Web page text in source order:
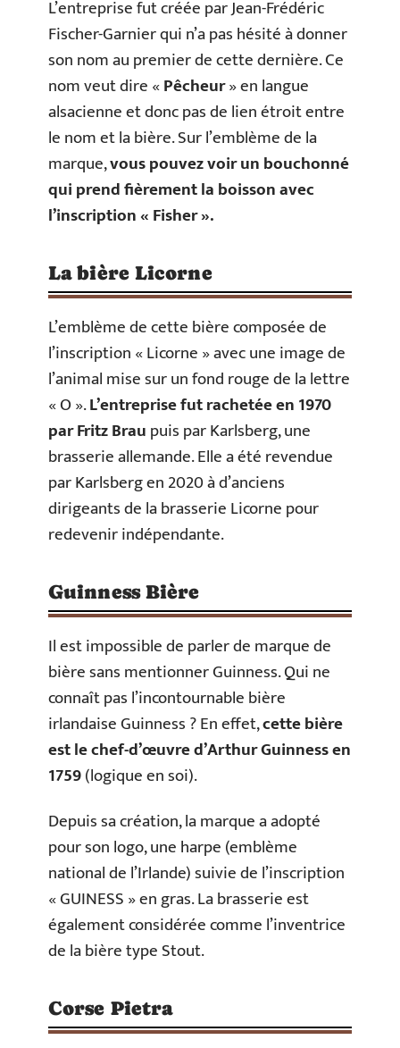
L’entreprise fut créée par Jean-Frédéric
Fischer-Garnier qui n’a pas hésité à donner
son nom au premier de cette dernière. Ce
nom veut dire «Pêcheur» en langue
alsacienne et donc pas de lien étroit entre
le nom et la bière. Sur l’emblème de la
marque,vous pouvez voir un bouchonné
qui prend fièrement la boisson avec
l’inscription « Fisher ».
La bière Licorne
L’emblème de cette bière composée de
l’inscription « Licorne » avec une image de
l’animal mise sur un fond rouge de la lettre
« O ».L’entreprise fut rachetée en 1970
par Fritz Braupuis par Karlsberg, une
brasserie allemande. Elle a été revendue
par Karlsberg en 2020 à d’anciens
dirigeants de la brasserie Licorne pour
redevenir indépendante.
Guinness Bière
Il est impossible de parler de marque de
bière sans mentionner Guinness. Qui ne
connaît pas l’incontournable bière
irlandaise Guinness ? En effet,cette bière
est le chef-d’œuvre d’Arthur Guinness en
1759(logique en soi).
Depuis sa création, la marque a adopté
pour son logo, une harpe (emblème
national de l’Irlande) suivie de l’inscription
« GUINESS » en gras. La brasserie est
également considérée comme l’inventrice
de la bière type Stout.
Corse Pietra